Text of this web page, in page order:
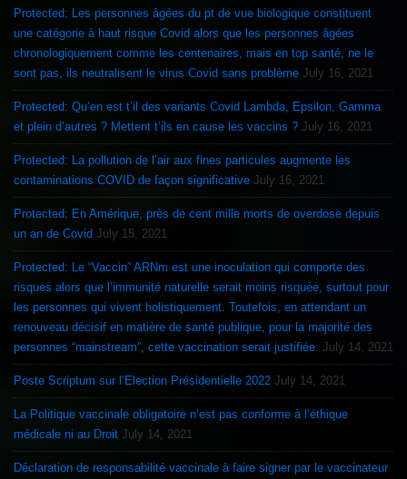
Protected: Les personnes âgées du pt de vue biologique constituent
une catégorie à haut risque Covid alors que les personnes âgées
chronologiquement comme les centenaires, mais en top santé, ne le
sont pas, ils neutralisent le virus Covid sans problème July 16, 2021
Protected: Qu’en est t’il des variants Covid Lambda, Epsilon, Gamma
et plein d’autres ? Mettent t’ils en cause les vaccins ? July 16, 2021
Protected: La pollution de l’air aux fines particules augmente les
contaminations COVID de façon significative July 16, 2021
Protected: En Amérique, près de cent mille morts de overdose depuis
un an de Covid July 15, 2021
Protected: Le “Vaccin” ARNm est une inoculation qui comporte des
risques alors que l’immunité naturelle serait moins risquée, surtout pour
les personnes qui vivent holistiquement. Toutefois, en attendant un
renouveau décisif en matière de santé publique, pour la majorité des
personnes “mainstream”, cette vaccination serait justifiée. July 14, 2021
Poste Scriptum sur l’Election Présidentielle 2022 July 14, 2021
La Politique vaccinale obligatoire n’est pas conforme à l’éthique
médicale ni au Droit July 14, 2021
Déclaration de responsabilité vaccinale à faire signer par le vaccinateur